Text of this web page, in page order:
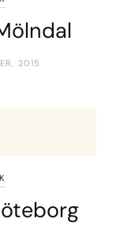
2015